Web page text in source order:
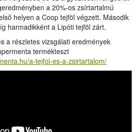
a 20%-os zsírtartalmú
helyen a Coop tejföl végzett. Második
harmadikként a Lipóti tejföl zárt.
a részletes vizsgálati eredmények
termékteszt
a-tejfol-es-a-zsirtartalom/